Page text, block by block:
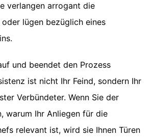
verlangen arrogant die
lügen bezüglich eines
und beendet den Prozess
ist nicht Ihr Feind, sondern Ihr
Verbündeter. Wenn Sie der
warum Ihr Anliegen für die
relevant ist, wird sie Ihnen Türen